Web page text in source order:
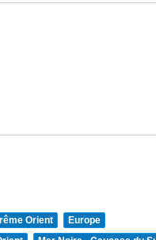
Orient
Europe